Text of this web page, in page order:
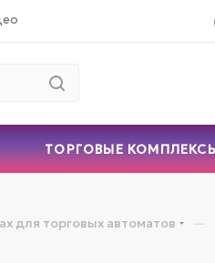
ТОРГОВЫЕ
для торговых автоматов —